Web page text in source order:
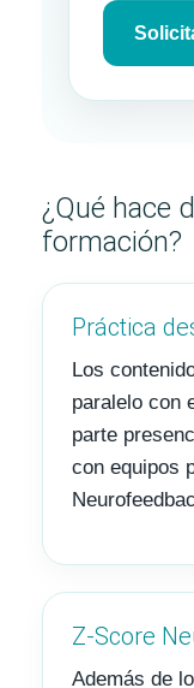
¿Qué hace
formación?
Práctica
Los
paralelo con
parte
con equipos
Z-Score
Además de